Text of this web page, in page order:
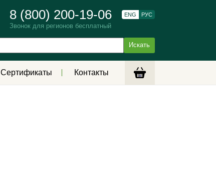
8 (800) 200-19-06
Звонок для регионов бесплатный
ENG РУС
Сертификаты Контакты